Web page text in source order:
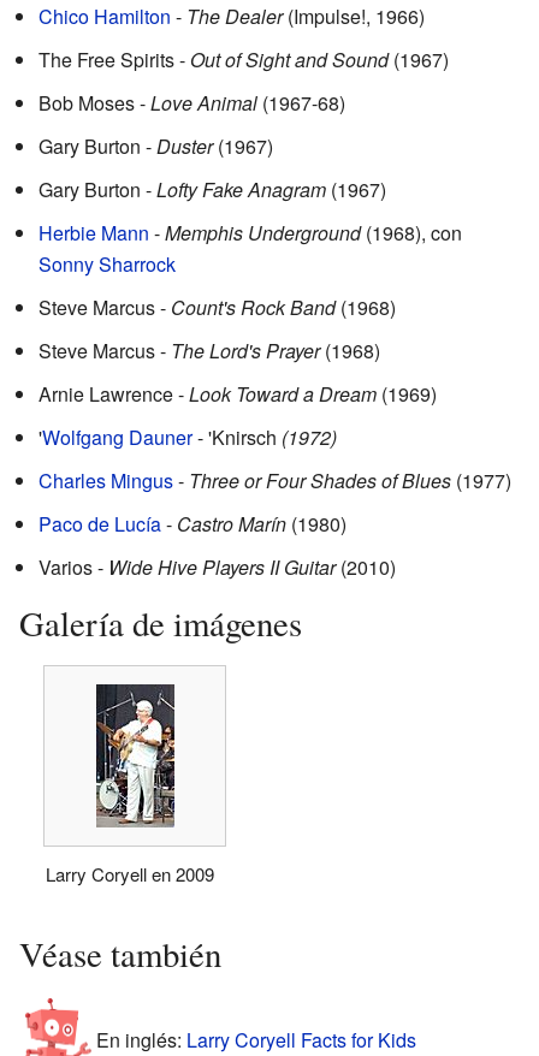
Chico Hamilton - The Dealer(Impulse!, 1966)
The Free Spirits - Out of Sight and Sound(1967)
Bob Moses -Love Animal (1967-68)
Gary Burton -Duster(1967)
Gary Burton -Lofty Fake Anagram (1967)
Herbie Mann -Memphis Underground(1968), con
Sonny Sharrock
Steve Marcus - Count's Rock Band(1968)
Steve Marcus - The Lord's Prayer(1968)
Arnie Lawrence -Look Toward a Dream (1969)
'Wolfgang Dauner- 'Knirsch (1972)
Charles Mingus- Three or Four Shades of Blues (1977)
Paco de Lucía- Castro Marín (1980)
Varios - Wide Hive Players II Guitar(2010)
Galería de imágenes
Larry Coryell en 2009
Véase también
En inglés: Larry Coryell Facts for Kids